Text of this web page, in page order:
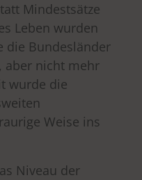
Mindestsätze
Leben wurden
die Bundesländer
aber nicht mehr
wurde die
Weise ins
Niveau der